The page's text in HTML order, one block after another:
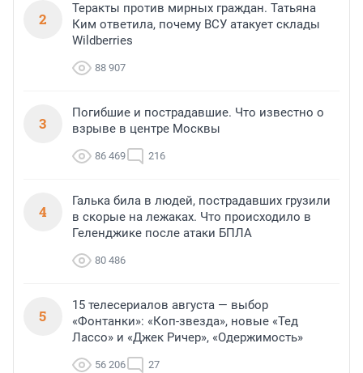
2
Теракты против мирных граждан. Татьяна
Ким ответила, почему ВСУ атакует склады
Wildberries
88 907
3
Погибшие и пострадавшие. Что известно о
взрыве в центре Москвы
86 469 216
4
Галька била в людей, пострадавших грузили
в скорые на лежаках. Что происходило в
Геленджике после атаки БПЛА
80 486
5
15 телесериалов августа — выбор
«Фонтанки»: «Коп-звезда», новые «Тед
Лассо» и «Джек Ричер», «Одержимость»
56 206 27